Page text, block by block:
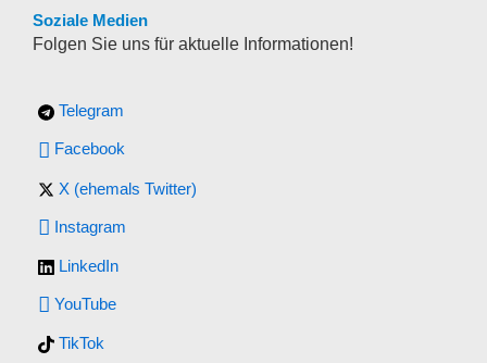
Soziale Medien
Folgen Sie uns für aktuelle Informationen!
Telegram
Facebook
X (ehemals Twitter)
Instagram
LinkedIn
YouTube
TikTok